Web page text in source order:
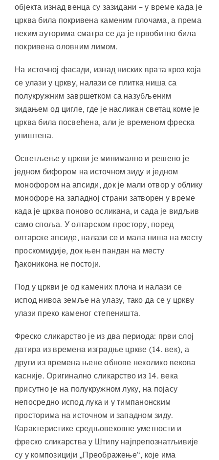
објекта изнад венца су зазидани – у време када је
црква била покривена каменим плочама, а према
неким ауторима сматра се да је првобитно била
покривена оловним лимом.
На источној фасади, изнад ниских врата кроз која
се улази у цркву, налази се плитка ниша са
полукружним завршетком са назубљеним
зидањем од цигле, где је насликан светац коме је
црква била посвећена, али је временом фреска
уништена.
Осветљење у цркви је минимално и решено је
једном бифором на источном зиду и једном
монофором на апсиди, док је мали отвор у облику
монофоре на западној страни затворен у време
када је црква поново осликана, и сада је видљив
само споља. У олтарском простору, поред
олтарске апсиде, налази се и мала ниша на месту
проскомидије, док њен пандан на месту
ђаконикона не постоји.
Под у цркви је од камених плоча и налази се
испод нивоа земље на улазу, тако да се у цркву
улази преко каменог степеништа.
Фреско сликарство је из два периода: први слој
датира из времена изградње цркве (14. век), а
други из времена њене обнове неколико векова
касније. Оригинално сликарство из 14. века
присутно је на полукружном луку, на појасу
непосредно испод лука и у тимпанонским
просторима на источном и западном зиду.
Карактеристике средњовековне уметности и
фреско сликарства у Штипу најпрепознатљивије
су у композицији „Преображење“, које има